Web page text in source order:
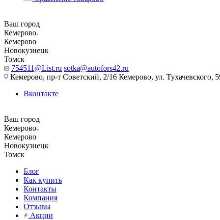
Ваш город
Кемерово
Кемерово
Новокузнецк
Томск
754511@List.ru sotka@autofors42.ru
Кемерово, пр-т Советский, 2/16 Кемерово, ул. Тухачевского,
Вконтакте
Ваш город
Кемерово
Кемерово
Новокузнецк
Томск
Блог
Как купить
Контакты
Компания
Отзывы
Акции